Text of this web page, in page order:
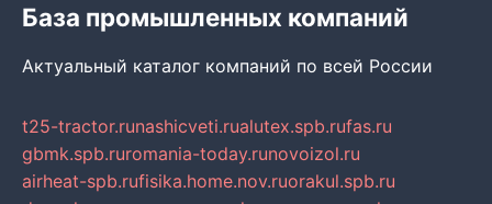
База промышленных компаний
Актуальный каталог компаний по всей России
t25-tractor.runashicveti.rualutex.spb.rufas.ru
gbmk.spb.ruromania-today.runovoizol.ru
airheat-spb.rufisika.home.nov.ruorakul.spb.ru